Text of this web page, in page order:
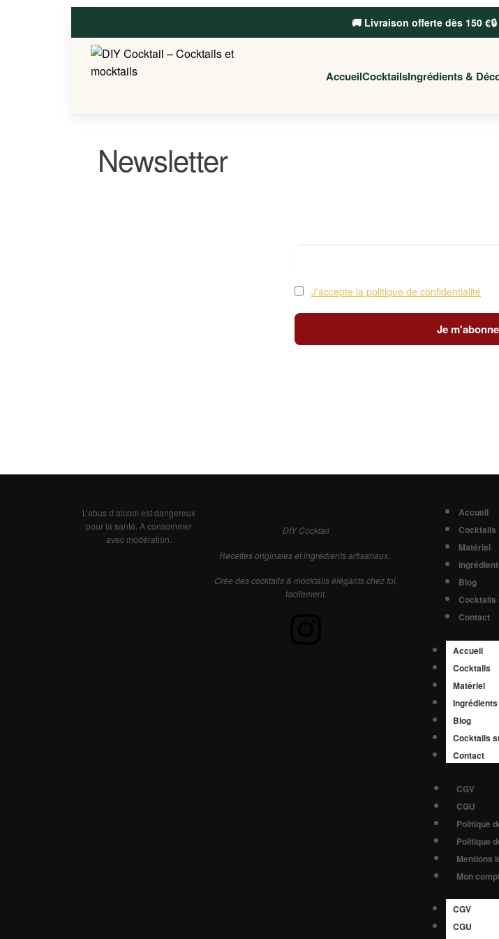
🚚 Livraison offerte dès 150 €
AccueilCocktailsIngrédients &
Newsletter
J'accepte la politique de confidentialité
L’abus d’alcool est dangereux
pour la santé. A consommer
avec modération.
DIY Cocktail
Recettes originales et ingrédients artisanaux.
Crée des cocktails & mocktails élégants chez toi,
facilement.
Accueil
Cocktails
Matériel
Blog
Cocktails
Contact
Accueil
Cocktails
Matériel
Blog
Cocktails
Contact
CGV
CGU
Politique
Politique
Mentions
Mon
CGV
CGU